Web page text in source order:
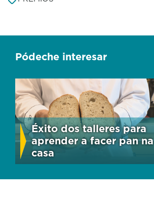
Pódeche interesar
Éxito dos talleres para
aprender a facer pan na
casa